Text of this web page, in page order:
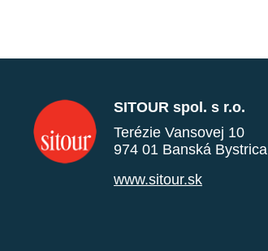
SITOUR spol. s r.o.
Terézie Vansovej 10
974 01 Banská Bystrica
www.sitour.sk